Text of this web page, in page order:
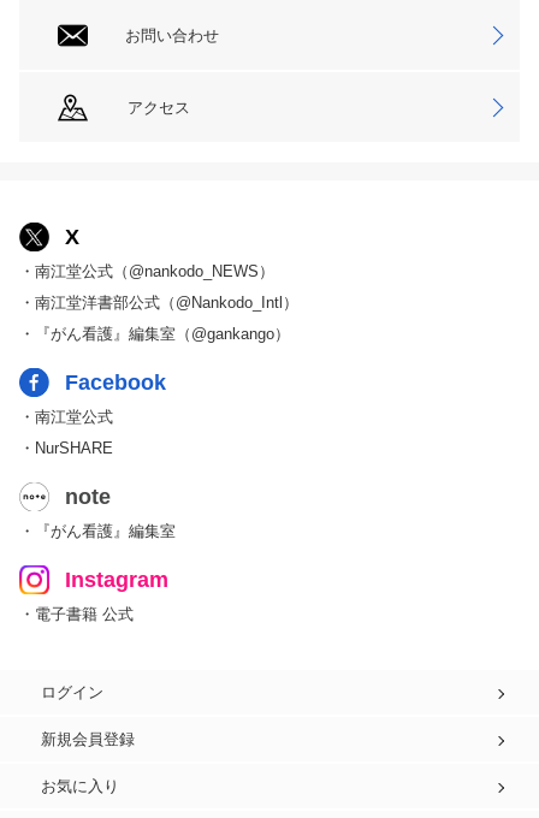
お問い合わせ
アクセス
X
・南江堂公式（@nankodo_NEWS）
・南江堂洋書部公式（@Nankodo_Intl）
・『がん看護』編集室（@gankango）
Facebook
・南江堂公式
・NurSHARE
note
・『がん看護』編集室
Instagram
・電子書籍 公式
ログイン
新規会員登録
お気に入り